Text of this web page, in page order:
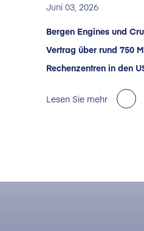
Juni 03, 2026
Bergen Engines und
Vertrag über rund 750
Rechenzentren in den
Lesen Sie mehr